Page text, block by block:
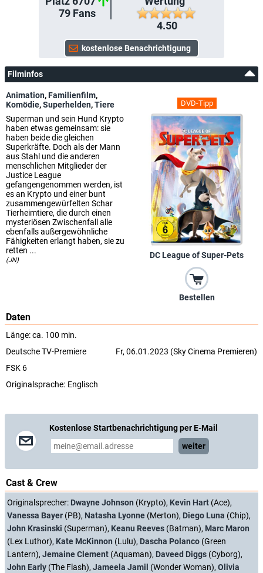
79Fans
4.50
Filminfos
DVD-Tipp
DC League of Super-Pets
Bestellen
Animation,Familienfilm,
Komödie,Superhelden,Tiere
Superman und sein Hund Krypto
haben etwas gemeinsam: sie
haben beide die gleichen
Superkräfte. Doch als der Mann
aus Stahl und die anderen
menschlichen Mitglieder der
Justice League
gefangengenommen werden, ist
es an Krypto und einer bunt
zusammengewürfelten Schar
Tierheimtiere, die durch einen
mysteriösen Zwischenfall alle
ebenfalls außergewöhnliche
Fähigkeiten erlangt haben, sie zu
retten ...
(JN)
Daten
Länge: ca. 100 min.
Deutsche TV-Premiere
Fr, 06.01.2023 (Sky Cinema Premieren)
FSK 6
Originalsprache: Englisch
Kostenlose Startbenachrichtigung per E-Mail
weiter
Cast & Crew
Originalsprecher: Dwayne Johnson (Krypto), Kevin Hart (Ace),
Vanessa Bayer (PB), Natasha Lyonne (Merton), Diego Luna (Chip),
John Krasinski (Superman), Keanu Reeves (Batman), Marc Maron
(Lex Luthor), Kate McKinnon (Lulu), Dascha Polanco (Green
Lantern), Jemaine Clement (Aquaman), Daveed Diggs (Cyborg),
John Early (The Flash), Jameela Jamil (Wonder Woman), Olivia